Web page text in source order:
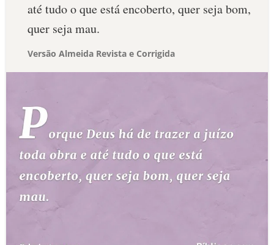
até tudo o que está encoberto, quer seja bom,
quer seja mau.
Versão Almeida Revista e Corrigida